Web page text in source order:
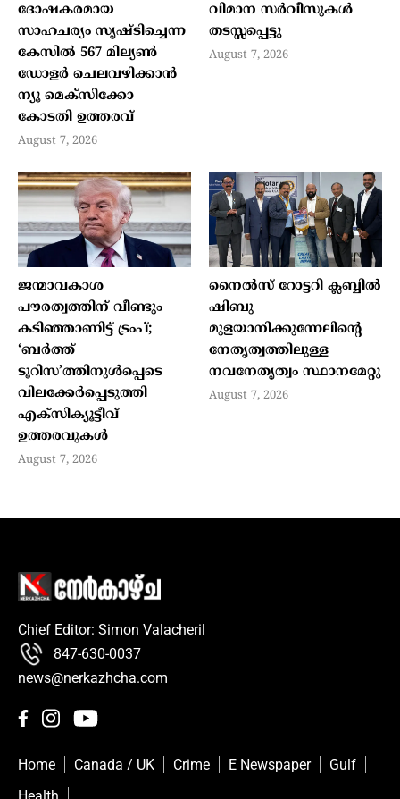
ദോഷകരമായ
സാഹചര്യം സൃഷ്ടിച്ചെന്ന
കേസില്‍ 567 മില്യണ്‍
ഡോളര്‍ ചെലവഴിക്കാന്‍
ന്യൂ മെക്‌സിക്കോ
കോടതി ഉത്തരവ്
August 7, 2026
വിമാന സര്‍വീസുകള്‍
തടസ്സപ്പെട്ടു
August 7, 2026
ജന്മാവകാശ
പൗരത്വത്തിന് വീണ്ടും
കടിഞ്ഞാണിട്ട് ട്രംപ്;
‘ബര്‍ത്ത്
ടൂറിസ’ത്തിനുള്‍പ്പെടെ
വിലക്കേര്‍പ്പെടുത്തി
എക്‌സിക്യൂട്ടീവ്
ഉത്തരവുകള്‍
August 7, 2026
നൈല്‍സ് റോട്ടറി ക്ലബ്ബില്‍
ഷിബു
മുളയാനിക്കുന്നേലിന്റെ
നേതൃത്വത്തിലുള്ള
നവനേതൃത്വം സ്ഥാനമേറ്റു
August 7, 2026
Chief Editor: Simon Valacheril
847-630-0037
news@nerkazhcha.com
Home Canada / UK Crime E Newspaper
Gulf